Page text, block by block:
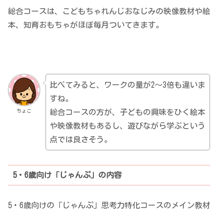
総合コースは、こどもちゃれんじおなじみの映像教材や絵
本、知育おもちゃがほぼ毎月ついてきます。
ちょこ
比べてみると、ワークの量が2～3倍も違いま
すね。
総合コースの方が、子どもの興味をひく絵本
や映像教材もあるし、遊びながら学ぶという
点では良さそう。
5・6歳向け「じゃんぷ」の内容
5・6歳向けの「じゃんぷ」思考力特化コースのメイン教材